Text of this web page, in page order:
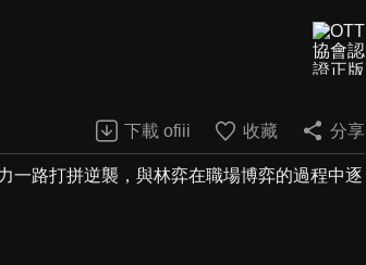
下載 ofiii 收藏 分享
一路打拼逆襲，與林弈在職場博弈的過程中逐